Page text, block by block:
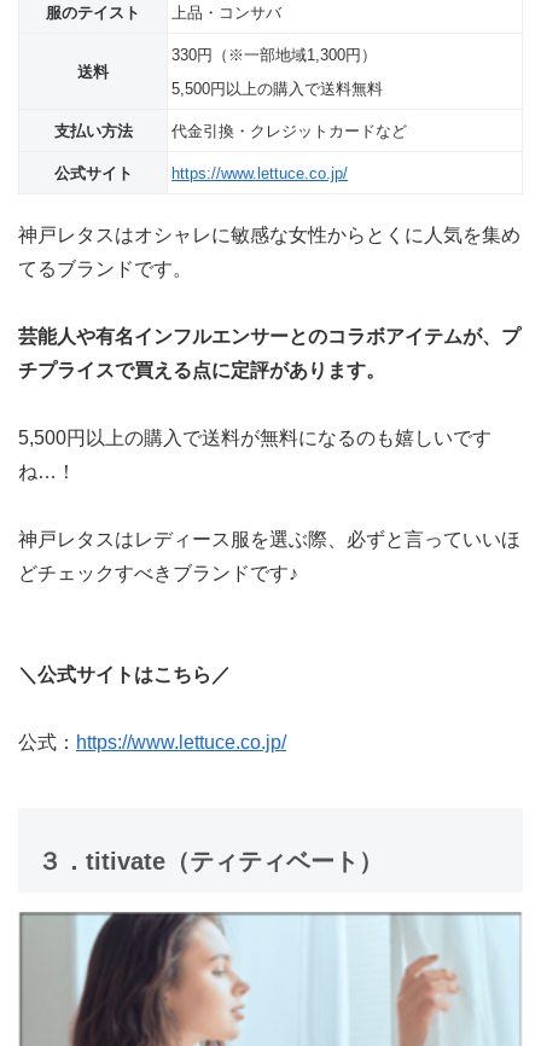
服のテイスト 上品・コンサバ
送料
330円（※一部地域1,300円）
5,500円以上の購入で送料無料
支払い方法 代金引換・クレジットカードなど
公式サイト https://www.lettuce.co.jp/
神戸レタスはオシャレに敏感な女性からとくに人気を集め
てるブランドです。
芸能人や有名インフルエンサーとのコラボアイテムが、プ
チプライスで買える点に定評があります。
5,500円以上の購入で送料が無料になるのも嬉しいです
ね…！
神戸レタスはレディース服を選ぶ際、必ずと言っていいほ
どチェックすべきブランドです♪
＼公式サイトはこちら／
公式： https://www.lettuce.co.jp/
３．titivate（ティティベート）